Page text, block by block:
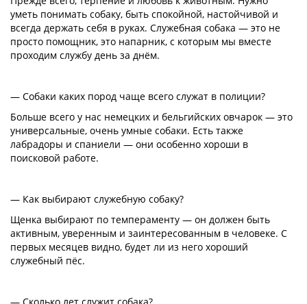
уметь понимать собаку, быть спокойной, настойчивой и
всегда держать себя в руках. Служебная собака — это не
просто помощник, это напарник, с которым мы вместе
проходим службу день за днём.
— Собаки каких пород чаще всего служат в полиции?
Больше всего у нас немецких и бельгийских овчарок — это
универсальные, очень умные собаки. Есть также
лабрадоры и спаниели — они особенно хороши в
поисковой работе.
— Как выбирают служебную собаку?
Щенка выбирают по темпераменту — он должен быть
активным, уверенным и заинтересованным в человеке. С
первых месяцев видно, будет ли из него хороший
служебный пёс.
— Сколько лет служит собака?